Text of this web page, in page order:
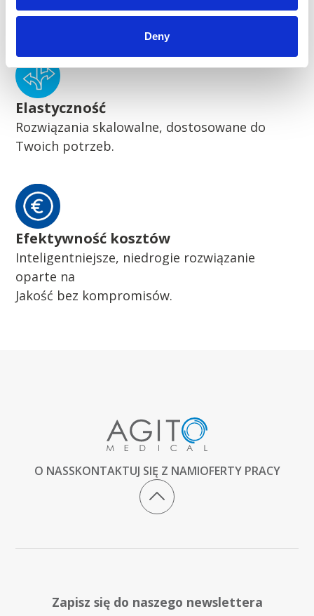
Deny
Pionierskie zrównoważone rozwiązania
Elastyczność
Rozwiązania skalowalne, dostosowane do
Twoich potrzeb.
Efektywność kosztów
Inteligentniejsze, niedrogie rozwiązanie
oparte na
Jakość bez kompromisów.
O NASSKONTAKTUJ SIĘ Z NAMIOFERTY PRACY
Zapisz się do naszego newslettera